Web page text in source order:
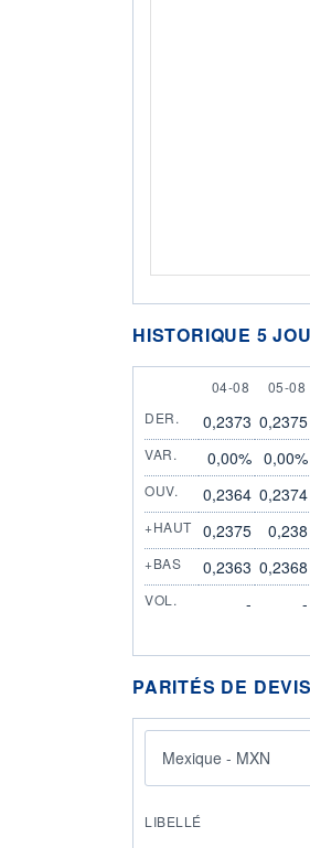
HISTORIQUE 5
4 AUGUST
04-08 5
05-08
DER.
0,2373 0,2375
VAR. 0,00% 0,00%
OUV. 0,2364 0,2374
+HAUT 0,2375 0,238
+BAS 0,2363 0,2368
VOL. - -
PARITÉS DE
Mexique - MXN
LIBELLÉ